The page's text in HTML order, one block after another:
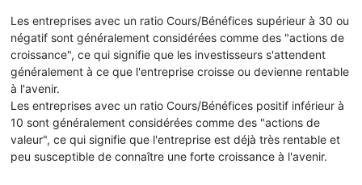
Les entreprises avec un ratio Cours/Bénéfices supérieur à 30 ou
négatif sont généralement considérées comme des "actions de
croissance", ce qui signifie que les investisseurs s'attendent
généralement à ce que l'entreprise croisse ou devienne rentable
à l'avenir.
Les entreprises avec un ratio Cours/Bénéfices positif inférieur à
10 sont généralement considérées comme des "actions de
valeur", ce qui signifie que l'entreprise est déjà très rentable et
peu susceptible de connaître une forte croissance à l'avenir.